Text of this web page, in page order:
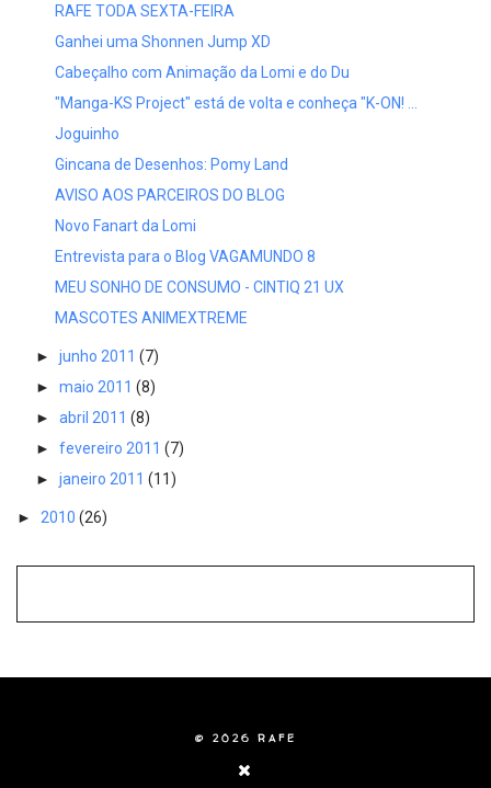
RAFE TODA SEXTA-FEIRA
Ganhei uma Shonnen Jump XD
Cabeçalho com Animação da Lomi e do Du
"Manga-KS Project" está de volta e conheça "K-ON! ...
Joguinho
Gincana de Desenhos: Pomy Land
AVISO AOS PARCEIROS DO BLOG
Novo Fanart da Lomi
Entrevista para o Blog VAGAMUNDO 8
MEU SONHO DE CONSUMO - CINTIQ 21 UX
MASCOTES ANIMEXTREME
► junho 2011 (7)
► maio 2011 (8)
► abril 2011 (8)
► fevereiro 2011 (7)
► janeiro 2011 (11)
► 2010 (26)
© 2026 RAFE